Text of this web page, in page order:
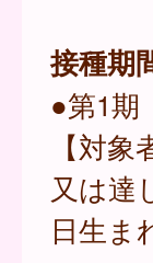
接種期
●第1期
【対
又は達
日生ま